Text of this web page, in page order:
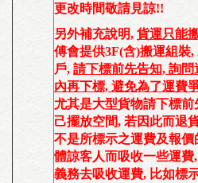
更改時間敬請見諒!!
另外補充說明, 貨運只能
傅會提供3F(含)搬運組裝,
戶, 請下標前先告知, 詢
內再下標, 避免為了運費
尤其是大型貨物請下標
己擺放空間, 若因此而退
不是所標示之運費及報
體諒客人而吸收一些運
義務去吸收運費, 比如標